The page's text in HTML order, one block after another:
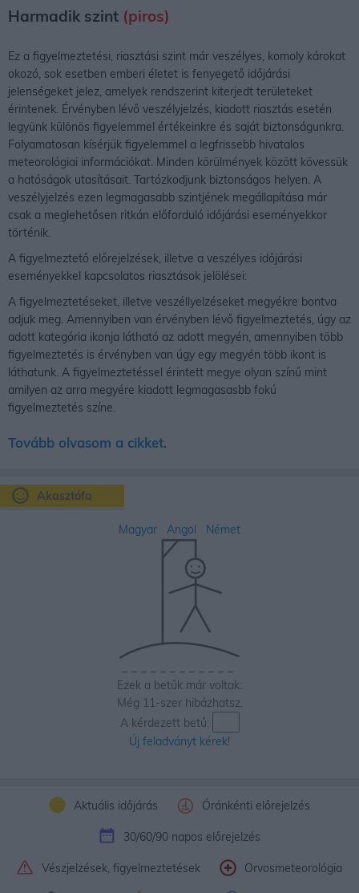
Aktuális időjárás Óránkénti előrejelzés
30/60/90 napos előrejelzés
Vészjelzések, figyelmeztetések Orvosmeteorológia
Akasztófa
Magyar Angol Német
Ezek a betűk már voltak:
Még 11-szer hibázhatsz.
A kérdezett betű:
Új feladványt kérek!
Harmadik szint (piros)
Ez a figyelmeztetési, riasztási szint már veszélyes, komoly károkat
okozó, sok esetben emberi életet is fenyegető időjárási
jelenségeket jelez, amelyek rendszerint kiterjedt területeket
érintenek. Érvényben lévő veszélyjelzés, kiadott riasztás esetén
legyünk különös figyelemmel értékeinkre és saját biztonságunkra.
Folyamatosan kísérjük figyelemmel a legfrissebb hivatalos
meteorológiai információkat. Minden körülmények között kövessük
a hatóságok utasításait. Tartózkodjunk biztonságos helyen. A
veszélyjelzés ezen legmagasabb szintjének megállapítása már
csak a meglehetősen ritkán előforduló időjárási eseményekkor
történik.
A figyelmeztető előrejelzések, illetve a veszélyes időjárási
eseményekkel kapcsolatos riasztások jelölései:
A figyelmeztetéseket, illetve veszéllyelzéseket megyékre bontva
adjuk meg. Amennyiben van érvényben lévő figyelmeztetés, úgy az
adott kategória ikonja látható az adott megyén, amennyiben több
figyelmeztetés is érvényben van úgy egy megyén több ikont is
láthatunk. A figyelmeztetéssel érintett megye olyan színű mint
amilyen az arra megyére kiadott legmagasasbb fokú
figyelmeztetés színe.
Tovább olvasom a cikket.